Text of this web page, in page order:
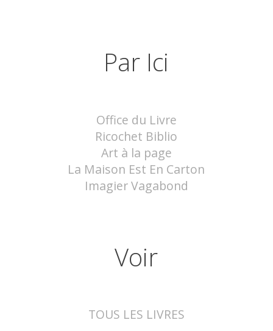
Par Ici
Office du Livre
Ricochet Biblio
Art à la page
La Maison Est En Carton
Imagier Vagabond
Voir
TOUS LES LIVRES